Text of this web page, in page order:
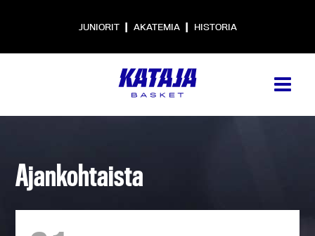
JUNIORIT | AKATEMIA | HISTORIA
Ajankohtaista